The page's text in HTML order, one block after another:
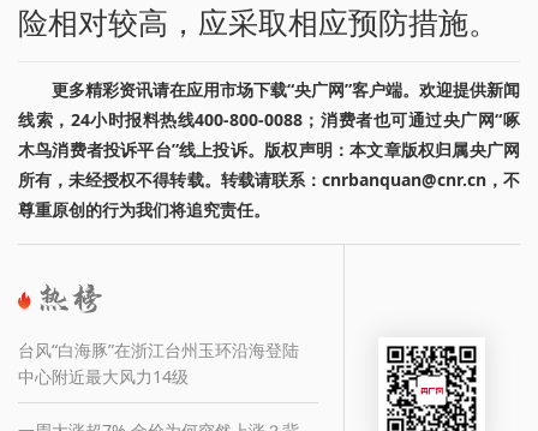
险相对较高，应采取相应预防措施。
更多精彩资讯请在应用市场下载“央广网”客户端。欢迎提供新闻
线索，24小时报料热线400-800-0088；消费者也可通过央广网“啄
木鸟消费者投诉平台”线上投诉。版权声明：本文章版权归属央广网
所有，未经授权不得转载。转载请联系：cnrbanquan@cnr.cn，不
尊重原创的行为我们将追究责任。
台风“白海豚”在浙江台州玉环沿海登陆
中心附近最大风力14级